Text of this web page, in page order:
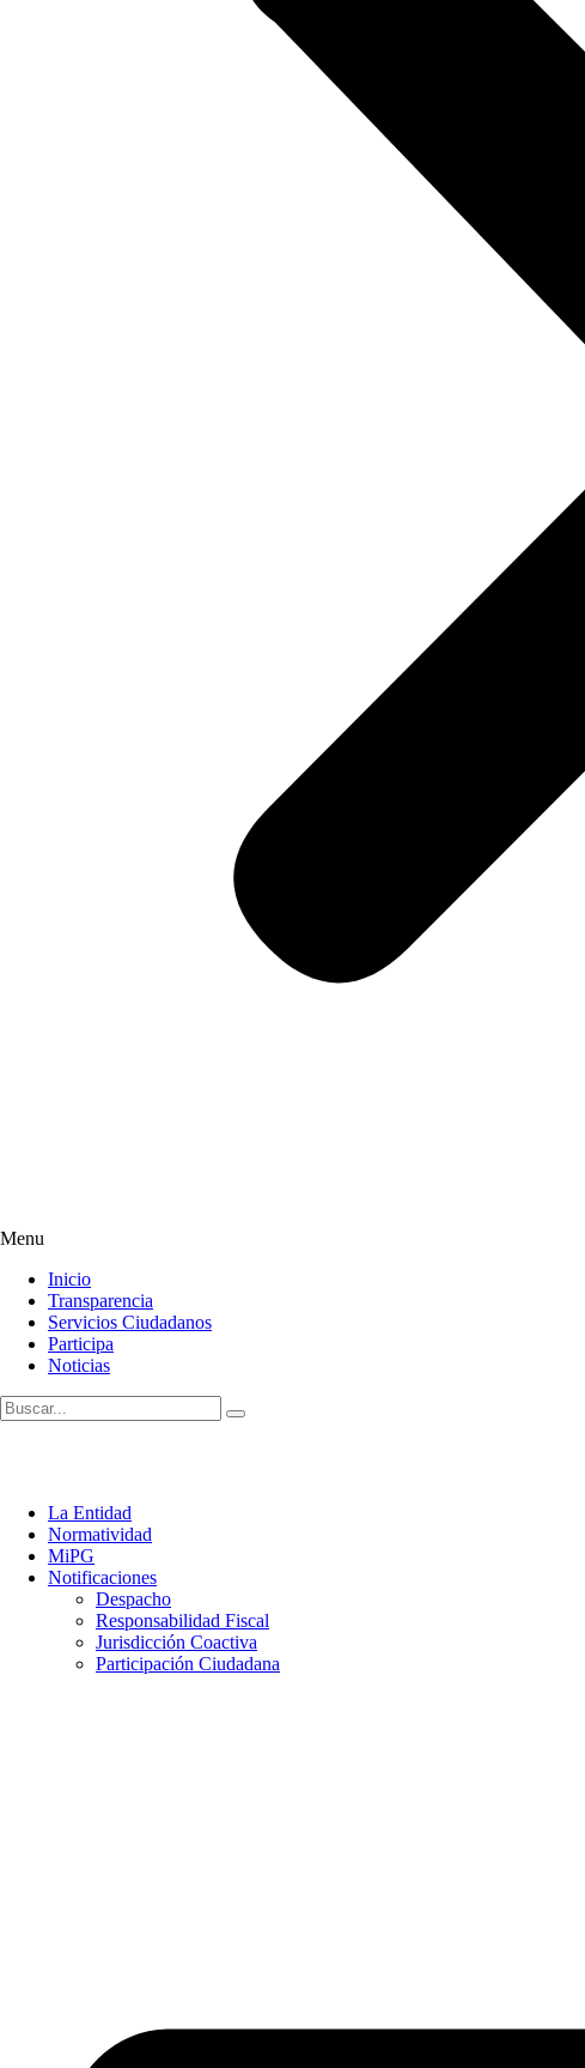
Menu
Inicio
Transparencia
Servicios Ciudadanos
Participa
Noticias
La Entidad
Normatividad
MiPG
Notificaciones
Despacho
Responsabilidad Fiscal
Jurisdicción Coactiva
Participación Ciudadana